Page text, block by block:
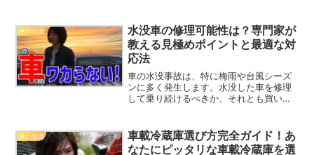
もしれません。2023年には2,678名もの
方が交通事故で命...
車の知識
水没車の修理可能性は？専門家が
教える見極めポイントと最適な対
応法
車の水没事故は、特に梅雨や台風シーズ
ンに多く発生します。水没した車を修理
して乗り続けるべきか、それとも買い替
見極めるためのポイント、修理後のリス
ク、そして最適な対応策に...
車の知識
車載冷蔵庫選び方完全ガイド！あ
なたにピッタリな車載冷蔵庫を選